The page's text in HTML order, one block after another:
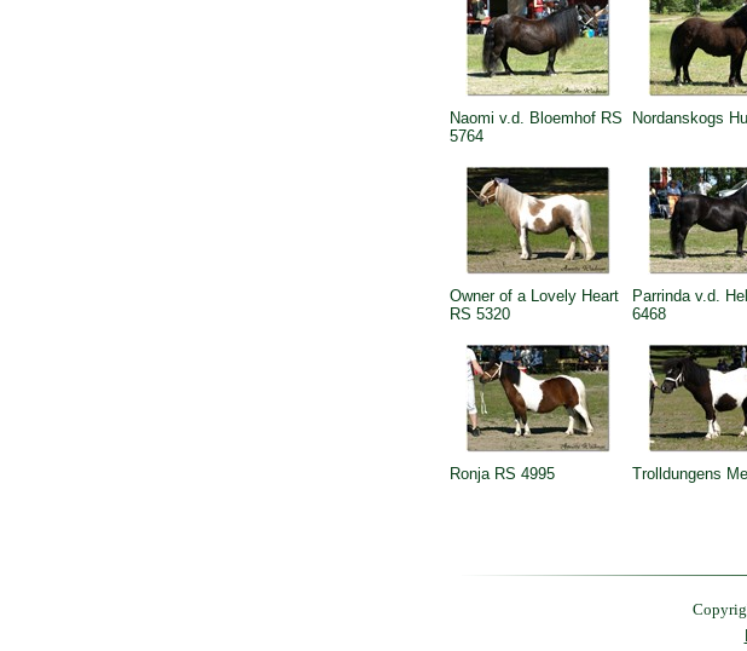
Naomi v.d. Bloemhof RS
5764
Nordanskogs
Owner of a Lovely Heart
RS 5320
Parrinda v.d.
6468
Ronja RS 4995 Trolldungens